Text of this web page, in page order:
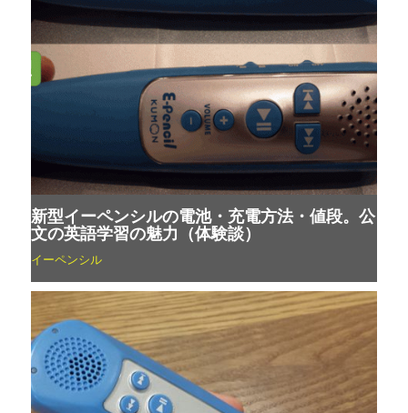
新型イーペンシルの電池・充電方法・値段。公
文の英語学習の魅力（体験談）
イーペンシル